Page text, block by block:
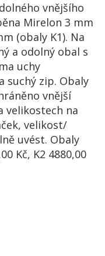
vnějšího
Mirelon 3 mm
(obaly K1). Na
a odolný obal s
uchy
suchý zip. Obaly
vnější
velikostech na
velikost/
uvést. Obaly
Kč, K2 4880,00